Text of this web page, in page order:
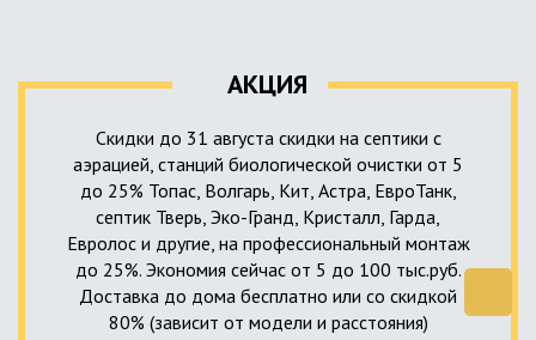
АКЦИЯ
Скидки до 31 августа скидки на септики с
аэрацией, станций биологической очистки от 5
до 25% Топас, Волгарь, Кит, Астра, ЕвроТанк,
септик Тверь, Эко-Гранд, Кристалл, Гарда,
Евролос и другие, на профессиональный монтаж
до 25%. Экономия сейчас от 5 до 100 тыс.руб.
Доставка до дома бесплатно или со скидкой
80% (зависит от модели и расстояния)